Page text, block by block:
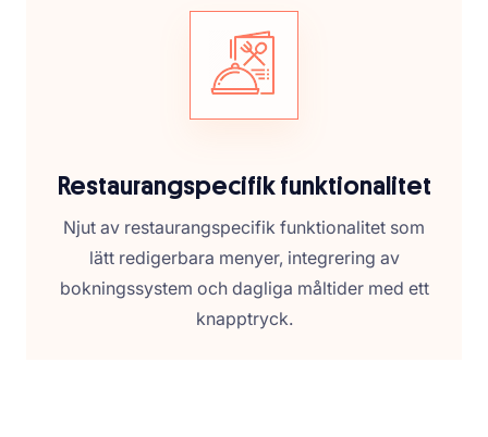
Restaurangspecifik funktionalitet
Njut av restaurangspecifik funktionalitet som
lätt redigerbara menyer, integrering av
bokningssystem och dagliga måltider med ett
knapptryck.